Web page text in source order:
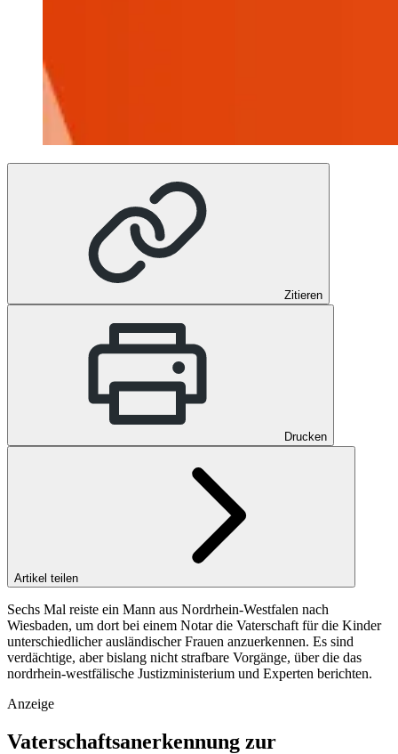
Zitieren
Drucken
Artikel teilen
Sechs Mal reiste ein Mann aus Nordrhein-Westfalen nach
Wiesbaden, um dort bei einem Notar die Vaterschaft für die Kinder
unterschiedlicher ausländischer Frauen anzuerkennen. Es sind
verdächtige, aber bislang nicht strafbare Vorgänge, über die das
nordrhein-westfälische Justizministerium und Experten berichten.
Anzeige
Vaterschaftsanerkennung zur